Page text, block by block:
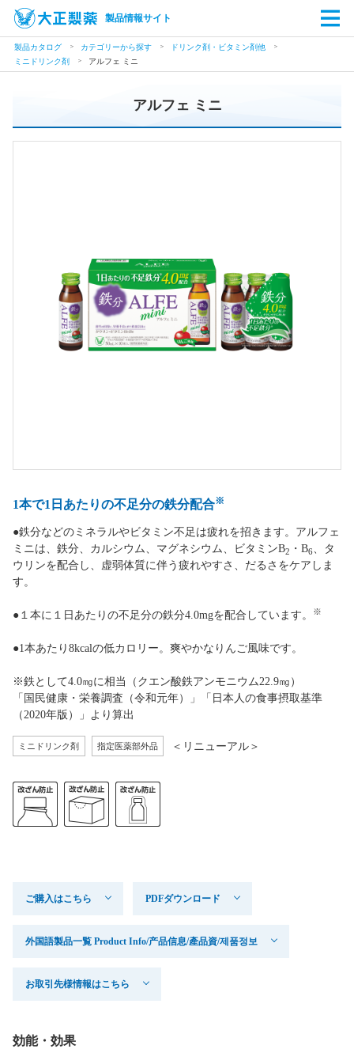
製品情報サイト
製品カタログ カテゴリーから探す
ドリンク剤・ビタミン剤他
ミニドリンク剤
アルフェ ミニ
アルフェ ミニ
1本で1日あたりの不足分の鉄分配合※
●鉄分などのミネラルやビタミン不足は疲れを招きます。アルフェ
ミニは、鉄分、カルシウム、マグネシウム、ビタミンB2 ・B6、タ
ウリンを配合し、虚弱体質に伴う疲れやすさ、だるさをケアしま
す。
●１本に１日あたりの不足分の鉄分4.0mgを配合しています。 ※
●1本あたり8kcalの低カロリー。爽やかなりんご風味です。
※鉄として4.0㎎に相当（クエン酸鉄アンモニウム22.9㎎）
「国民健康・栄養調査（令和元年）」「日本人の食事摂取基準
（2020年版）」より算出
ミニドリンク剤 指定医薬部外品 ＜リニューアル＞
ご購入はこちら PDFダウンロード
外国語製品一覧 Product Info/产品信息/產品資/제품정보
お取引先様情報はこちら
効能・効果